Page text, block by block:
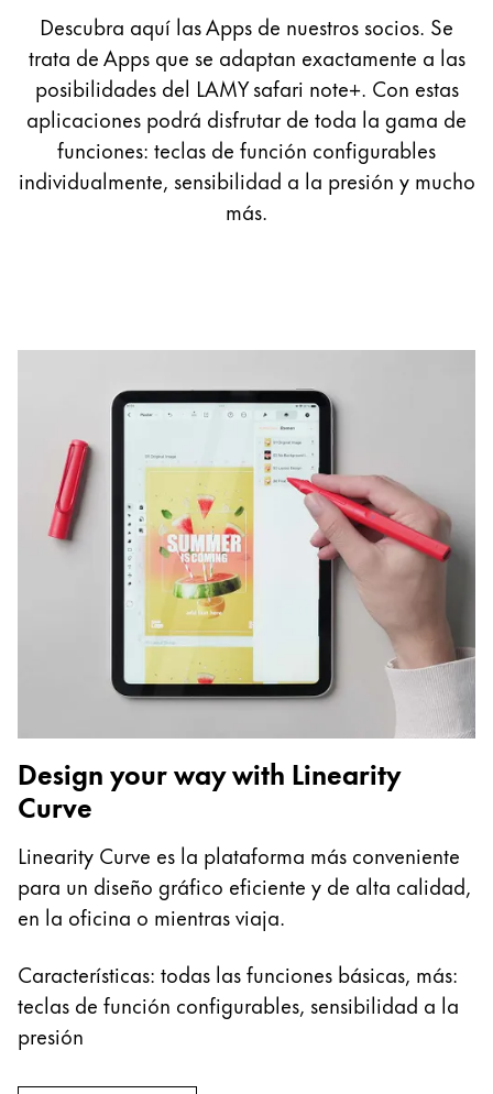
Estuches
Cuadernos
Regalos
Holiday Special
LAMY Community
Escritura creativa con Betty Soldi
Escritura creativa con Betty Soldi
Escritura creativa con Betty Soldi
LAMY Stories
LAMY dialog urushi
Acerca de LAMY
Cultura corporativa
Calidad
Diseño
Responsabilidad
Espíritu pionero
ES/PE
Global
Registrarse
Registrarse
Descubra aquí las Apps de nuestros socios. Se
trata de Apps que se adaptan exactamente a las
posibilidades del LAMY safari note+. Con estas
aplicaciones podrá disfrutar de toda la gama de
funciones: teclas de función configurables
individualmente, sensibilidad a la presión y mucho
más.
Design your way with Linearity
Curve
Linearity Curve es la plataforma más conveniente
para un diseño gráfico eficiente y de alta calidad,
en la oficina o mientras viaja.
Características: todas las funciones básicas, más:
teclas de función configurables, sensibilidad a la
presión